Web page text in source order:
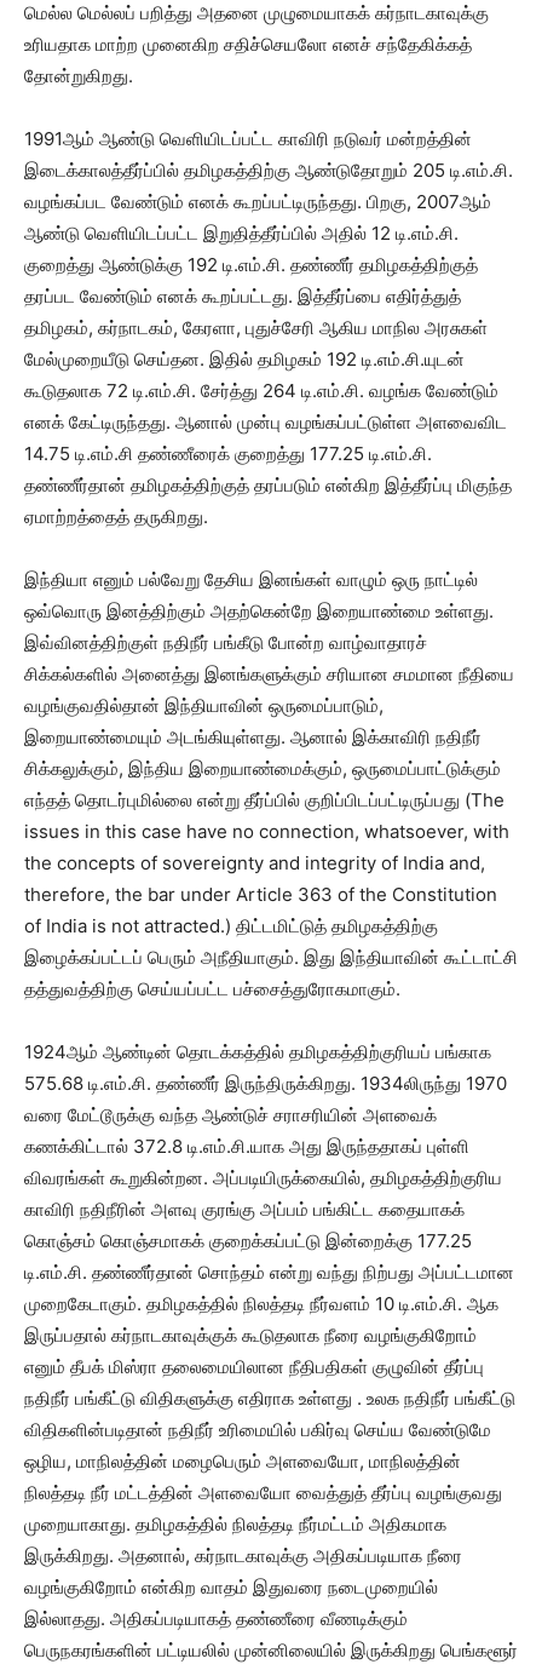
மெல்ல மெல்லப் பறித்து அதனை முழுமையாகக் கர்நாடகாவுக்கு
உரியதாக மாற்ற முனைகிற சதிச்செயலோ எனச் சந்தேகிக்கத்
தோன்றுகிறது.
1991ஆம் ஆண்டு வெளியிடப்பட்ட காவிரி நடுவர் மன்றத்தின்
இடைக்காலத்தீர்ப்பில் தமிழகத்திற்கு ஆண்டுதோறும் 205 டி.எம்.சி.
வழங்கப்பட வேண்டும் எனக் கூறப்பட்டிருந்தது. பிறகு, 2007ஆம்
ஆண்டு வெளியிடப்பட்ட இறுதித்தீர்ப்பில் அதில் 12 டி.எம்.சி.
குறைத்து ஆண்டுக்கு 192 டி.எம்.சி. தண்ணீர் தமிழகத்திற்குத்
தரப்பட வேண்டும் எனக் கூறப்பட்டது. இத்தீர்ப்பை எதிர்த்துத்
தமிழகம், கர்நாடகம், கேரளா, புதுச்சேரி ஆகிய மாநில அரசுகள்
மேல்முறையீடு செய்தன. இதில் தமிழகம் 192 டி.எம்.சி.யுடன்
கூடுதலாக 72 டி.எம்.சி. சேர்த்து 264 டி.எம்.சி. வழங்க வேண்டும்
எனக் கேட்டிருந்தது. ஆனால் முன்பு வழங்கப்பட்டுள்ள அளவைவிட
14.75 டி.எம்.சி தண்ணீரைக் குறைத்து 177.25 டி.எம்.சி.
தண்ணீர்தான் தமிழகத்திற்குத் தரப்படும் என்கிற இத்தீர்ப்பு மிகுந்த
ஏமாற்றத்தைத் தருகிறது.
இந்தியா எனும் பல்வேறு தேசிய இனங்கள் வாழும் ஒரு நாட்டில்
ஒவ்வொரு இனத்திற்கும் அதற்கென்றே இறையாண்மை உள்ளது.
இவ்வினத்திற்குள் நதிநீர் பங்கீடு போன்ற வாழ்வாதாரச்
சிக்கல்களில் அனைத்து இனங்களுக்கும் சரியான சமமான நீதியை
வழங்குவதில்தான் இந்தியாவின் ஒருமைப்பாடும்,
இறையாண்மையும் அடங்கியுள்ளது. ஆனால் இக்காவிரி நதிநீர்
சிக்கலுக்கும், இந்திய இறையாண்மைக்கும், ஒருமைப்பாட்டுக்கும்
எந்தத் தொடர்புமில்லை என்று தீர்ப்பில் குறிப்பிடப்பட்டிருப்பது (The
issues in this case have no connection, whatsoever, with
the concepts of sovereignty and integrity of India and,
therefore, the bar under Article 363 of the Constitution
of India is not attracted.) திட்டமிட்டுத் தமிழகத்திற்கு
இழைக்கப்பட்டப் பெரும் அநீதியாகும். இது இந்தியாவின் கூட்டாட்சி
தத்துவத்திற்கு செய்யப்பட்ட பச்சைத்துரோகமாகும்.
1924ஆம் ஆண்டின் தொடக்கத்தில் தமிழகத்திற்குரியப் பங்காக
575.68 டி.எம்.சி. தண்ணீர் இருந்திருக்கிறது. 1934லிருந்து 1970
வரை மேட்டூருக்கு வந்த ஆண்டுச் சராசரியின் அளவைக்
கணக்கிட்டால் 372.8 டி.எம்.சி.யாக அது இருந்ததாகப் புள்ளி
விவரங்கள் கூறுகின்றன. அப்படியிருக்கையில், தமிழகத்திற்குரிய
காவிரி நதிநீரின் அளவு குரங்கு அப்பம் பங்கிட்ட கதையாகக்
கொஞ்சம் கொஞ்சமாகக் குறைக்கப்பட்டு இன்றைக்கு 177.25
டி.எம்.சி. தண்ணீர்தான் சொந்தம் என்று வந்து நிற்பது அப்பட்டமான
முறைகேடாகும். தமிழகத்தில் நிலத்தடி நீர்வளம் 10 டி.எம்.சி. ஆக
இருப்பதால் கர்நாடகாவுக்குக் கூடுதலாக நீரை வழங்குகிறோம்
எனும் தீபக் மிஸ்ரா தலைமையிலான நீதிபதிகள் குழுவின் தீர்ப்பு
நதிநீர் பங்கீட்டு விதிகளுக்கு எதிராக உள்ளது . உலக நதிநீர் பங்கீட்டு
விதிகளின்படிதான் நதிநீர் உரிமையில் பகிர்வு செய்ய வேண்டுமே
ஒழிய, மாநிலத்தின் மழைபெரும் அளவையோ, மாநிலத்தின்
நிலத்தடி நீர் மட்டத்தின் அளவையோ வைத்துத் தீர்ப்பு வழங்குவது
முறையாகாது. தமிழகத்தில் நிலத்தடி நீர்மட்டம் அதிகமாக
இருக்கிறது. அதனால், கர்நாடகாவுக்கு அதிகப்படியாக நீரை
வழங்குகிறோம் என்கிற வாதம் இதுவரை நடைமுறையில்
இல்லாதது. அதிகப்படியாகத் தண்ணீரை வீணடிக்கும்
பெருநகரங்களின் பட்டியலில் முன்னிலையில் இருக்கிறது பெங்களூர்